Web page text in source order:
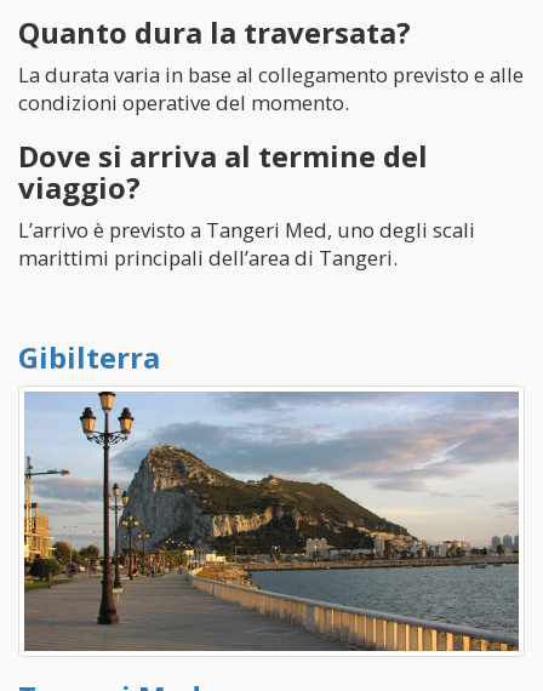
Quanto dura la traversata?
La durata varia in base al collegamento previsto e alle
condizioni operative del momento.
Dove si arriva al termine del
viaggio?
L’arrivo è previsto a Tangeri Med, uno degli scali
marittimi principali dell’area di Tangeri.
Gibilterra